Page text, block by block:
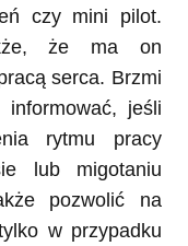
czy mini pilot.
że ma on
serca. Brzmi
jeśli
rytmu pracy
lub migotaniu
pozwolić na
w przypadku